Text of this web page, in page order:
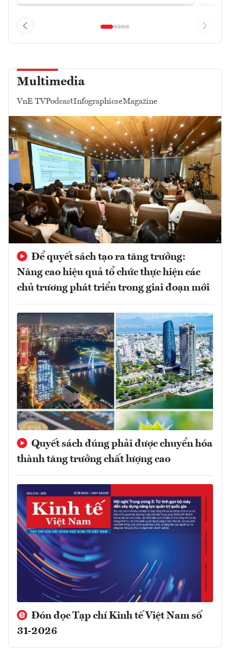
Multimedia
VnE TVPodcastInfographicseMagazine
Để quyết sách tạo ra tăng trưởng:
Nâng cao hiệu quả tổ chức thực hiện các
chủ trương phát triển trong giai đoạn mới
Quyết sách đúng phải được chuyển hóa
thành tăng trưởng chất lượng cao
Đón đọc Tạp chí Kinh tế Việt Nam số
31-2026